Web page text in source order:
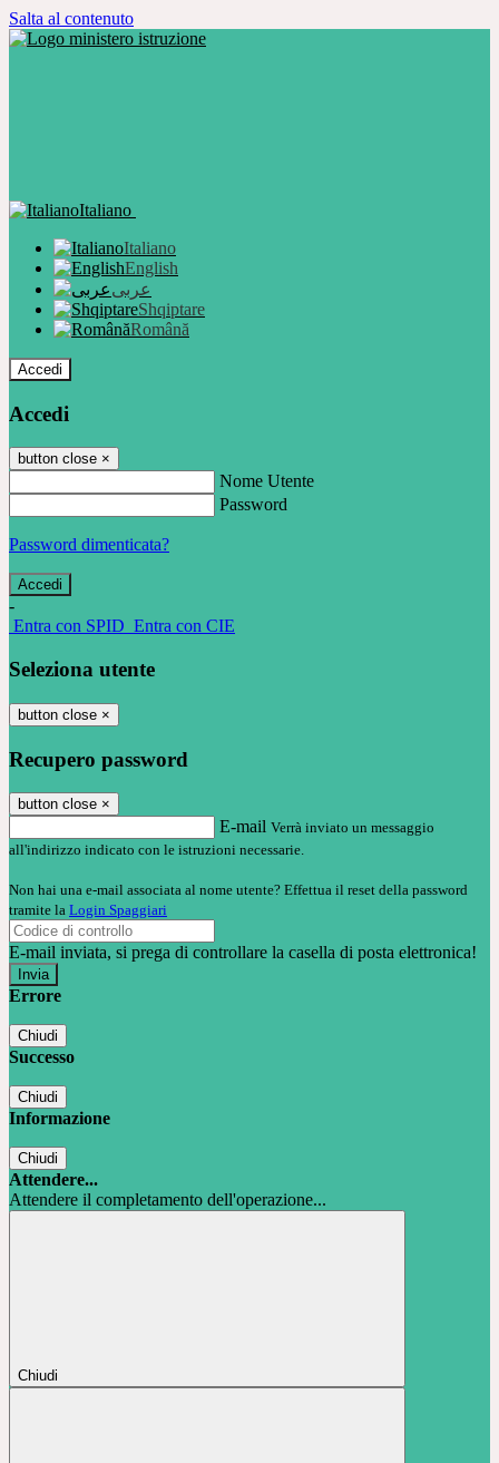
Salta al contenuto
Italiano
Italiano
English
عربى
Shqiptare
Română
Accedi
Accedi
button close ×
Nome Utente
Password
Password dimenticata?
-
Entra con SPID Entra con CIE
Seleziona utente
button close ×
Recupero password
button close ×
E-mail Verrà inviato un messaggio
all'indirizzo indicato con le istruzioni necessarie.
Non hai una e-mail associata al nome utente? Effettua il reset della password
tramite la Login Spaggiari
E-mail inviata, si prega di controllare la casella di posta elettronica!
Errore
Chiudi
Successo
Chiudi
Informazione
Chiudi
Attendere...
Attendere il completamento dell'operazione...
Chiudi